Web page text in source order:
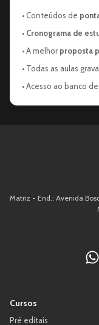
• Conteúdos de
• Cronograma de
• A melhor proposta
• Todas as aulas
• Acesso ao banco
Matriz - End.: Avenida
Cursos
Pré editais